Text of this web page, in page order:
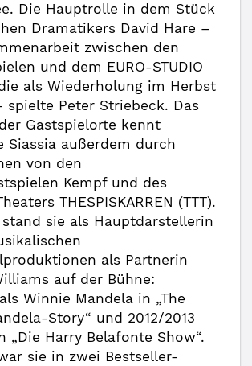
Die Hauptrolle in dem Stück
Dramatikers David Hare –
zwischen den
und dem EURO-STUDIO
als Wiederholung im Herbst
spielte Peter Striebeck. Das
Gastspielorte kennt
Siassia außerdem durch
von den
Kempf und des
THESPISKARREN (TTT).
stand sie als Hauptdarstellerin
als Partnerin
auf der Bühne:
Winnie Mandela in „The
Story“ und 2012/2013
„Die Harry Belafonte Show“.
sie in zwei Bestseller-